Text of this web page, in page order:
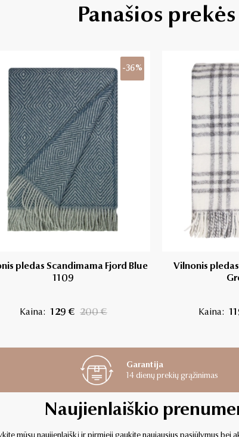
Panašios prekės
-36%
pledas Scandimama Fjord Blue
1109
Kaina: 129 € 200 €
Vilnonis
Kaina:
Garantija
14 dienų prekių grąžinimas
Naujienlaiškio